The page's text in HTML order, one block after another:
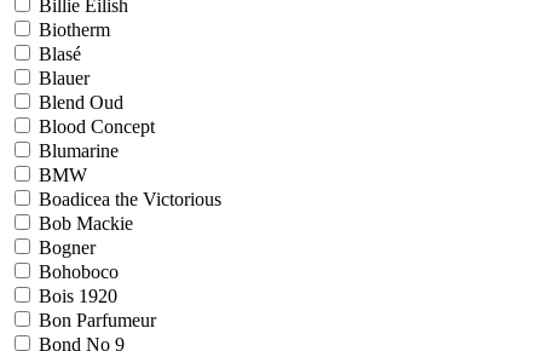
Billie Eilish
Biotherm
Blasé
Blauer
Blend Oud
Blood Concept
Blumarine
BMW
Boadicea the Victorious
Bob Mackie
Bogner
Bohoboco
Bois 1920
Bon Parfumeur
Bond No 9